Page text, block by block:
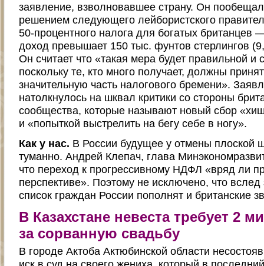
заявление, взволновавшее страну. Он
решением следующего лейбористского
50-процентного налога для богатых британцев
доход превышает 150 тыс. фунтов стерлингов
Он считает что «такая мера будет правильной и
поскольку те, кто много получает, должны
значительную часть налогового бремени».
натолкнулось на шквал критики со стороны
сообщества, которые называют новый сбор
и «попыткой выстрелить на бегу себе в ногу».
Как у нас. В России будущее у отмены
туманно. Андрей Клепач, глава
что переход к прогрессивному НДФЛ «вряд ли
перспективе». Поэтому не исключено, что
список граждан России пополнят и британские
В Казахстане невеста требует 2
за сорванную свадьбу
В городе Актоба Актюбинской области